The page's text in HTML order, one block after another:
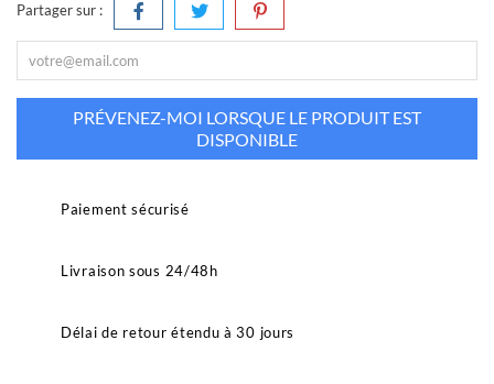
Partager sur :
PRÉVENEZ-MOI LORSQUE LE PRODUIT EST
DISPONIBLE
Paiement sécurisé
Livraison sous 24/48h
Délai de retour étendu à 30 jours